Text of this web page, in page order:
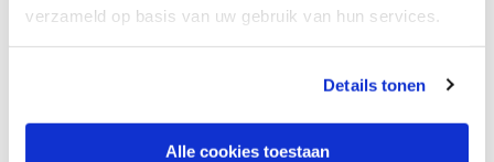
verzameld op basis van uw gebruik van hun services.
Details tonen
Alle cookies toestaan
Lees verderabout Belangrijk: Microsoft 365 back-up